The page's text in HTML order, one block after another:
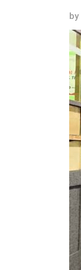
by